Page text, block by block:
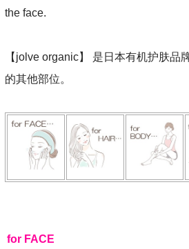
the face.
【jolve organic】 是日本有机护肤品
的其他部位。
for FACE